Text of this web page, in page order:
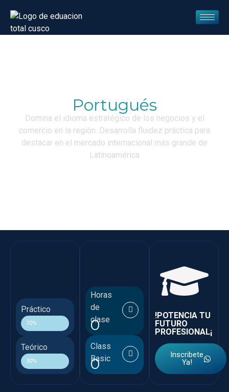
Portugués
Domina el idioma estratégico de los negocios y el
comercio en la región. Desarrolla fluidez práctica para
destacar en el mercado internacional más grande de
Latinoamérica
!POTENCIA TU
FUTURO
PROFESIONAL¡
Inscribete
Ya!
Horas
de
clase
0
Class
Basic
0
Práctico
70%
Teórico
30%